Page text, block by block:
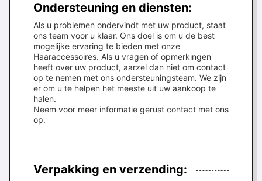
Ondersteuning en diensten:
Als u problemen ondervindt met uw product, staat
ons team voor u klaar. Ons doel is om u de best
mogelijke ervaring te bieden met onze
Haaraccessoires. Als u vragen of opmerkingen
heeft over uw product, aarzel dan niet om contact
op te nemen met ons ondersteuningsteam. We zijn
er om u te helpen het meeste uit uw aankoop te
halen.
Neem voor meer informatie gerust contact met ons
op.
Verpakking en verzending: